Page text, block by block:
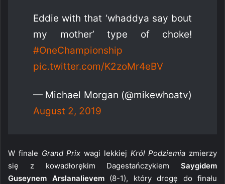
Eddie with that ‘whaddya say bout
my mother’ type of choke!
#OneChampionship
pic.twitter.com/K2zoMr4eBV
— Michael Morgan (@mikewhoatv)
August 2, 2019
W finale Grand Prix wagi lekkiej Król Podziemia zmierzy
się z kowadłorękim Dagestańczykiem Saygidem
Guseynem Arslanalievem(8-1), który drogę do finału